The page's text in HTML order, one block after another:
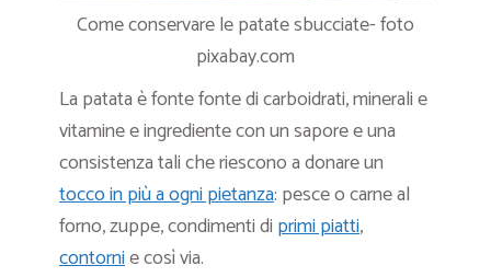
Come conservare le patate sbucciate- foto
pixabay.com
La patata è fonte fonte di carboidrati, minerali e
vitamine e ingrediente con un sapore e una
consistenza tali che riescono a donare un
tocco in più a ogni pietanza: pesce o carne al
forno, zuppe, condimenti di primi piatti,
contornie così via.